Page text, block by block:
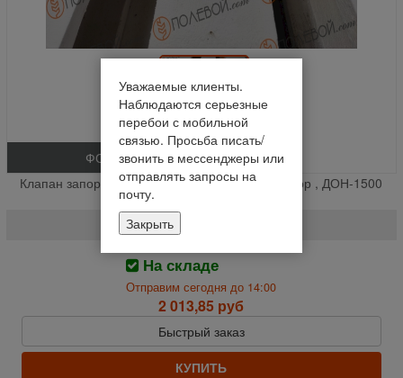
ФОТО
Клапан запорный гидрораспред. ( Акрос , Вектор , ДОН-1500
А\Б ,ДОН-680 ) РОС**+ (шт.)
РМ 50.01.200
На складе
Отправим сегодня до 14:00
2 013,85 руб
Быстрый заказ
КУПИТЬ
Уважаемые клиенты.
Наблюдаются серьезные
перебои с мобильной
связью. Просьба писать/
звонить в мессенджеры или
отправлять запросы на
почту.
Закрыть